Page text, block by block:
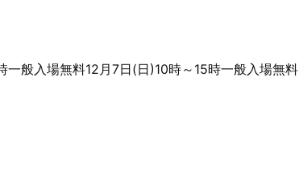
般入場無料12月7日(日)10時～15時一般入場無料